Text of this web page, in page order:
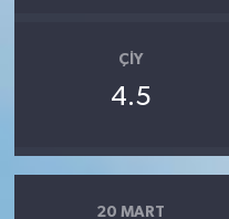
ÇIY
4.5
20 MART